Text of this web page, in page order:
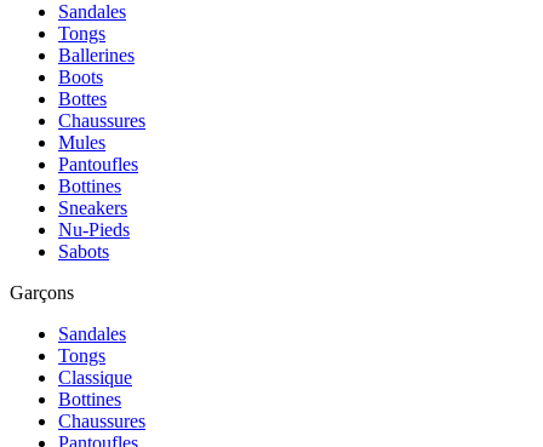
Sandales
Tongs
Ballerines
Boots
Bottes
Chaussures
Mules
Pantoufles
Bottines
Sneakers
Nu-Pieds
Sabots
Garçons
Sandales
Tongs
Classique
Bottines
Chaussures
Pantoufles